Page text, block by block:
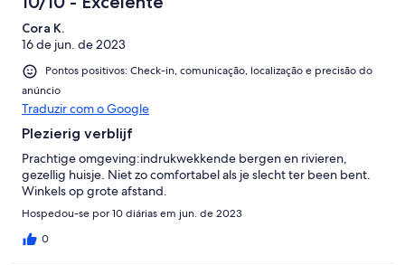
Cora K.
16 de jun. de 2023
Pontos positivos: Check-in, comunicação, localização e precisão do
anúncio
Traduzir com o Google
Plezierig verblijf
Prachtige omgeving:indrukwekkende bergen en rivieren,
gezellig huisje. Niet zo comfortabel als je slecht ter been bent.
Winkels op grote afstand.
Hospedou-se por 10 diárias em jun. de 2023
0